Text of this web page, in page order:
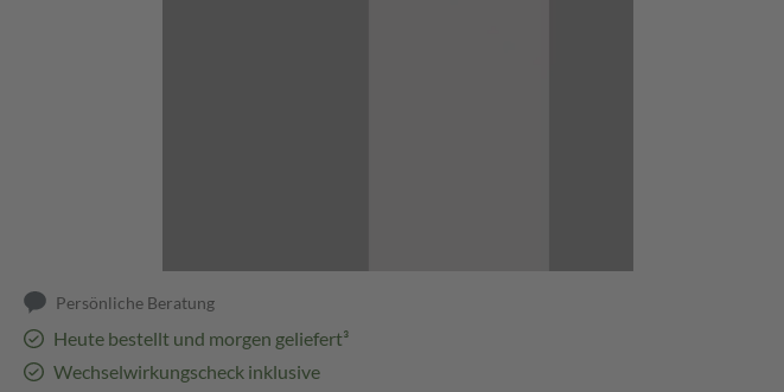
Persönliche Beratung
Heute bestellt und morgen geliefert³
Wechselwirkungscheck inklusive